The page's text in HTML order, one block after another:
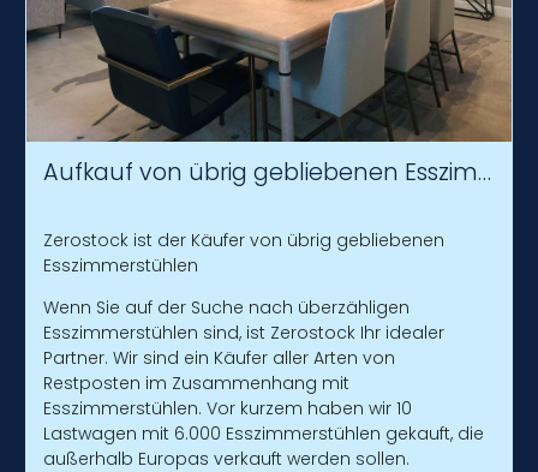
Aufkauf von übrig gebliebenen Esszimmerstühlen
Zerostock ist der Käufer von übrig gebliebenen
Esszimmerstühlen
Wenn Sie auf der Suche nach überzähligen
Esszimmerstühlen sind, ist Zerostock Ihr idealer
Partner. Wir sind ein Käufer aller Arten von
Restposten im Zusammenhang mit
Esszimmerstühlen. Vor kurzem haben wir 10
Lastwagen mit 6.000 Esszimmerstühlen gekauft, die
außerhalb Europas verkauft werden sollen.